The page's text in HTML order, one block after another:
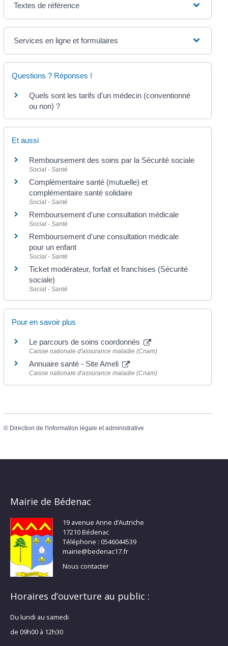
Textes de référence
Services en ligne et formulaires
Questions ? Réponses !
Quels sont les tarifs d'un médecin (conventionné
ou non) ?
Et aussi
Remboursement des soins par la Sécurité sociale
Social - Santé
Complémentaire santé (mutuelle) et
complémentaire santé solidaire
Social - Santé
Remboursement d'une consultation médicale
Social - Santé
Remboursement d'une consultation médicale
pour un enfant
Social - Santé
Ticket modérateur, forfait et franchises (Sécurité
sociale)
Social - Santé
Pour en savoir plus
Le parcours de soins coordonnés
Caisse nationale d'assurance maladie (Cnam)
Annuaire santé - Site Ameli
Caisse nationale d'assurance maladie (Cnam)
© Direction de l'information légale et administrative
Mairie de Bédenac
19 avenue Anne d’Autriche
17210 Bédenac
Téléphone : 0546044539
mairie@bedenac17.fr
Nous contacter
Horaires d’ouverture au public :
Du lundi au samedi
de 09h00 à 12h30